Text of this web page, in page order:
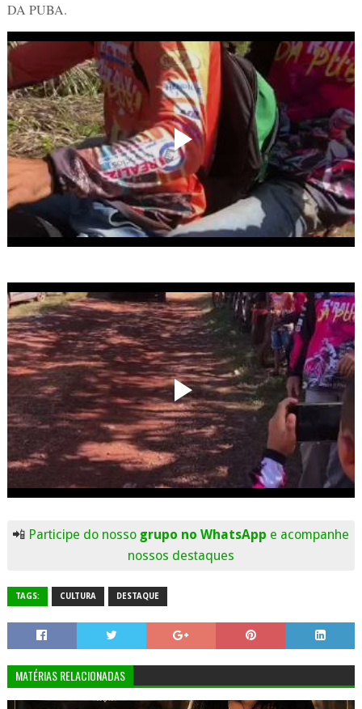
DA PUBA.
📲 Participe do nosso grupo no WhatsApp e acompanhe
nossos destaques
TAGS: CULTURA DESTAQUE
MATÉRIAS RELACIONADAS